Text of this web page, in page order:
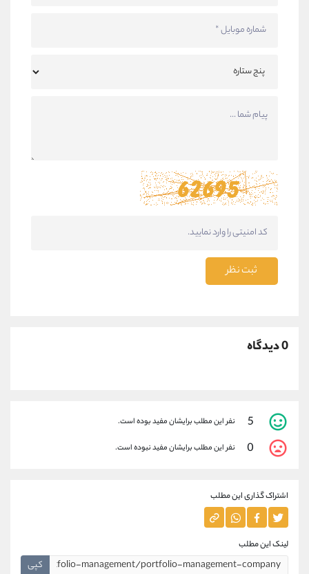
ثبت نظر
0 دیدگاه
5 نفر این مطلب برایشان مفید بوده است.
0 نفر این مطلب برایشان مفید نبوده است.
اشتراک گذاری این مطلب
لینک این مطلب
کپی